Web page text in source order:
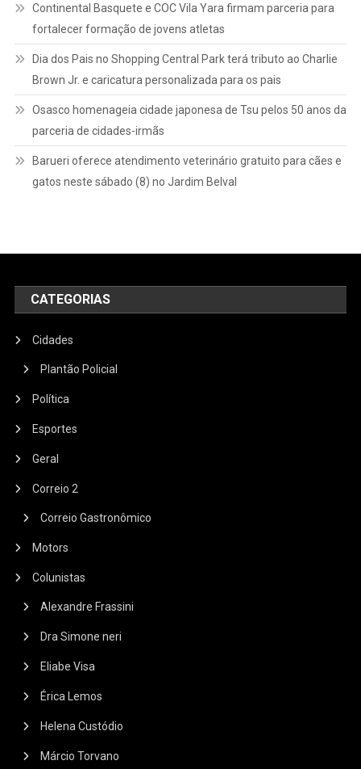
Continental Basquete e COC Vila Yara firmam parceria para
fortalecer formação de jovens atletas
Dia dos Pais no Shopping Central Park terá tributo ao Charlie
Brown Jr. e caricatura personalizada para os pais
Osasco homenageia cidade japonesa de Tsu pelos 50 anos da
parceria de cidades-irmãs
Barueri oferece atendimento veterinário gratuito para cães e
gatos neste sábado (8) no Jardim Belval
CATEGORIAS
Cidades
Plantão Policial
Política
Esportes
Geral
Correio 2
Correio Gastronômico
Motors
Colunistas
Alexandre Frassini
Dra Simone neri
Eliabe Visa
Érica Lemos
Helena Custódio
Márcio Torvano